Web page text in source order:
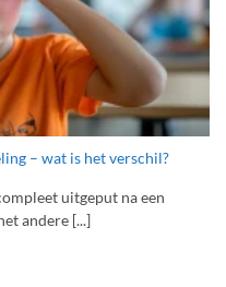
– wat is het verschil?
uitgeput na een
andere [...]